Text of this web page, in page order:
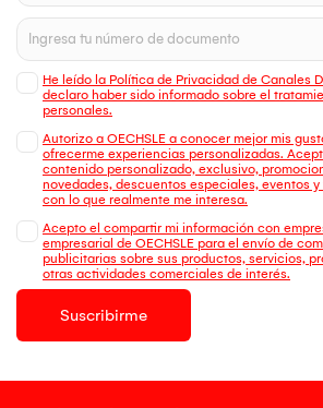
He leído la Política de Privacidad de Canales
declaro haber sido informado sobre el
personales.
Autorizo a OECHSLE a conocer mejor mis
ofrecerme experiencias personalizadas.
contenido personalizado, exclusivo,
novedades, descuentos especiales, eventos
con lo que realmente me interesa.
Acepto el compartir mi información con
empresarial de OECHSLE para el envío de
publicitarias sobre sus productos, servicios,
otras actividades comerciales de interés.
Suscribirme